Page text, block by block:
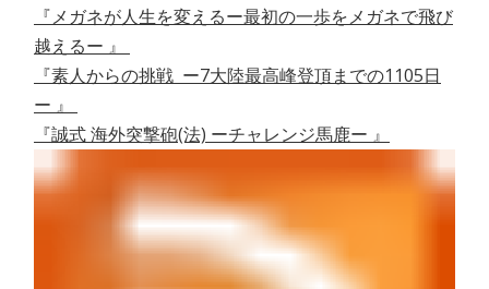
『メガネが人生を変えるー最初の一歩をメガネで飛び
越えるー 』
『素人からの挑戦 ー7大陸最高峰登頂までの1105日
ー 』
『誠式 海外突撃砲(法) ーチャレンジ馬鹿ー 』